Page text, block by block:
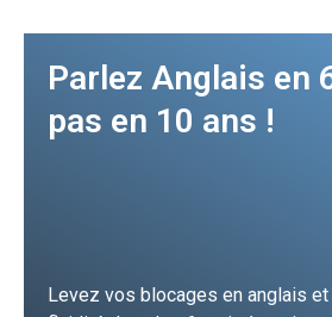
Parlez Anglais en
pas en 10 ans !
Levez vos blocages en anglais